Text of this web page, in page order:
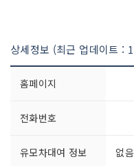
상세정보 (최근 업데이트 :
홈페이지
전화번호
유모차대여 정보 없음